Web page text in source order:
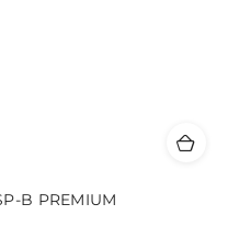
B PREMIUM